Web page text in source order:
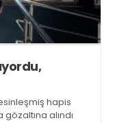
hapis
alındı